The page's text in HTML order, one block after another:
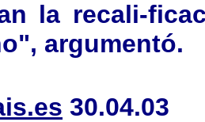
la recali-
argumentó.
30.04.03